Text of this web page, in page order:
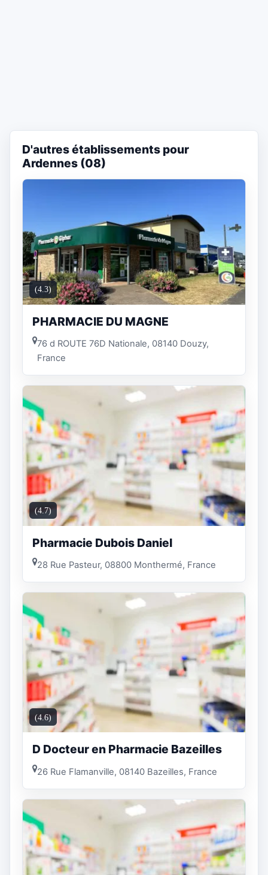
D'autres établissements pour
Ardennes (08)
(4.3)
PHARMACIE DU MAGNE
76 d ROUTE 76D Nationale, 08140 Douzy,
France
(4.7)
Pharmacie Dubois Daniel
28 Rue Pasteur, 08800 Monthermé, France
(4.6)
D Docteur en Pharmacie Bazeilles
26 Rue Flamanville, 08140 Bazeilles, France